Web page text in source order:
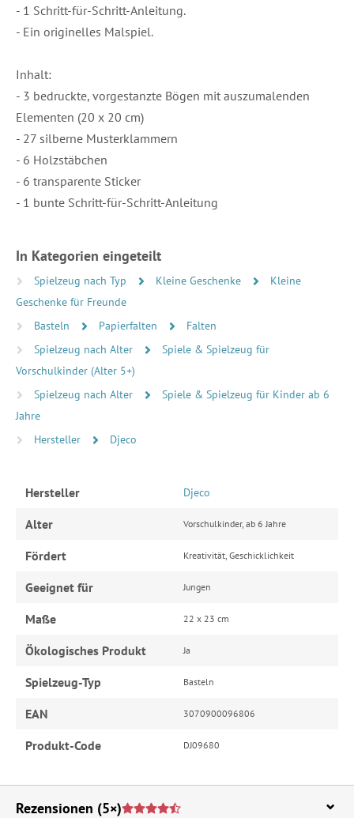
- 1 Schritt-für-Schritt-Anleitung.
- Ein originelles Malspiel.
Inhalt:
- 3 bedruckte, vorgestanzte Bögen mit auszumalenden
Elementen (20 x 20 cm)
- 27 silberne Musterklammern
- 6 Holzstäbchen
- 6 transparente Sticker
- 1 bunte Schritt-für-Schritt-Anleitung
In Kategorien eingeteilt
Spielzeug nach Typ Kleine Geschenke
Kleine
Geschenke für Freunde
Basteln
Papierfalten
Falten
Spielzeug nach Alter
Spiele & Spielzeug für
Vorschulkinder (Alter 5+)
Spielzeug nach Alter
Spiele & Spielzeug für Kinder ab 6
Jahre
Hersteller
Djeco
Hersteller Djeco
Alter Vorschulkinder, ab 6 Jahre
Fördert Kreativität, Geschicklichkeit
Geeignet für Jungen
Maße 22 x 23 cm
Ökologisches Produkt Ja
Spielzeug-Typ Basteln
EAN 3070900096806
Produkt-Code DJ09680
Rezensionen (5×)